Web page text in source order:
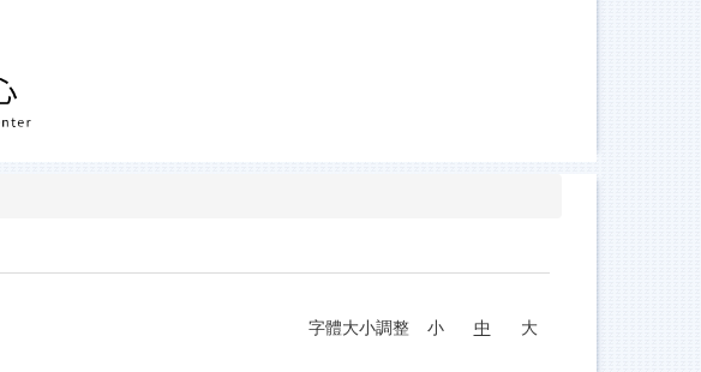
字體大小調整 小 中
大